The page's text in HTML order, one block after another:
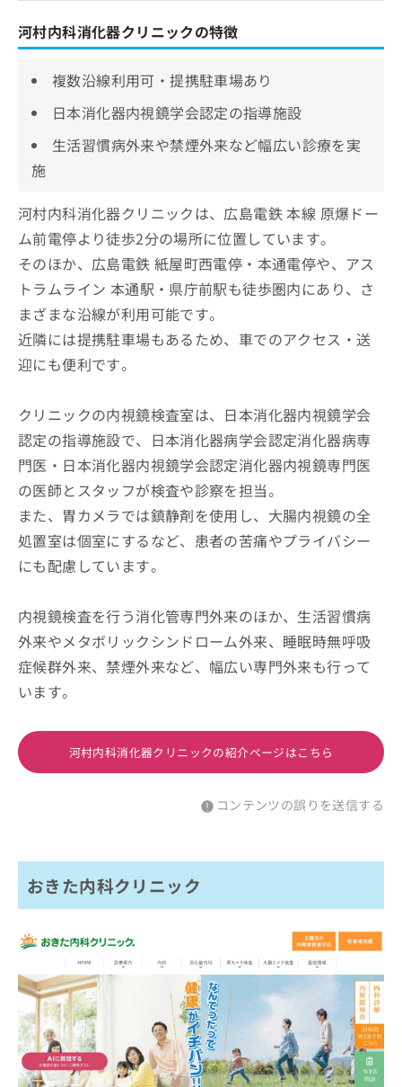
河村内科消化器クリニックの特徴
複数沿線利用可・提携駐車場あり
日本消化器内視鏡学会認定の指導施設
生活習慣病外来や禁煙外来など幅広い診療を実
施
河村内科消化器クリニックは、広島電鉄 本線 原爆ドー
ム前電停より徒歩2分の場所に位置しています。
そのほか、広島電鉄 紙屋町西電停・本通電停や、アス
トラムライン 本通駅・県庁前駅も徒歩圏内にあり、さ
まざまな沿線が利用可能です。
近隣には提携駐車場もあるため、車でのアクセス・送
迎にも便利です。
クリニックの内視鏡検査室は、日本消化器内視鏡学会
認定の指導施設で、日本消化器病学会認定消化器病専
門医・日本消化器内視鏡学会認定消化器内視鏡専門医
の医師とスタッフが検査や診察を担当。
また、胃カメラでは鎮静剤を使用し、大腸内視鏡の全
処置室は個室にするなど、患者の苦痛やプライバシー
にも配慮しています。
内視鏡検査を行う消化管専門外来のほか、生活習慣病
外来やメタボリックシンドローム外来、睡眠時無呼吸
症候群外来、禁煙外来など、幅広い専門外来も行って
います。
河村内科消化器クリニックの紹介ページはこちら
コンテンツの誤りを送信する
おきた内科クリニック